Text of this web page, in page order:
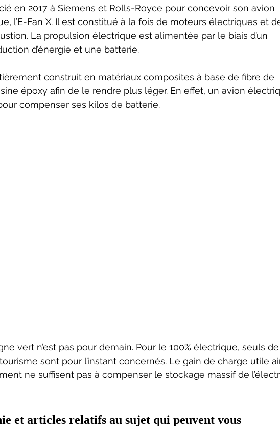
en 2017 à Siemens et Rolls-Royce pour concevoir son avion
l’E-Fan X. Il est constitué à la fois de moteurs électriques et
La propulsion électrique est alimentée par le biais d’un
d’énergie et une batterie.
construit en matériaux composites à base de fibre de
époxy afin de le rendre plus léger. En effet, un avion
compenser ses kilos de batterie.
vert n’est pas pour demain. Pour le 100% électrique, seuls de
sont pour l’instant concernés. Le gain de charge utile
ne suffisent pas à compenser le stockage massif de
et articles relatifs au sujet qui peuvent vous